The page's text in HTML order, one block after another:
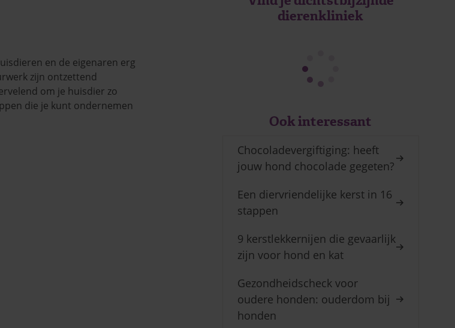
en de eigenaren erg
zijn ontzettend
om je huisdier zo
die je kunt ondernemen
dierenkliniek
Ook interessant
Chocoladevergiftiging: heeft
jouw hond chocolade gegeten?
Een diervriendelijke kerst in 16
stappen
9 kerstlekkernijen die gevaarlijk
zijn voor hond en kat
Gezondheidscheck voor
oudere honden: ouderdom bij
honden